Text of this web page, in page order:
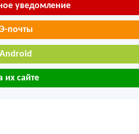
уведомление
Э-почты
Android
их сайте